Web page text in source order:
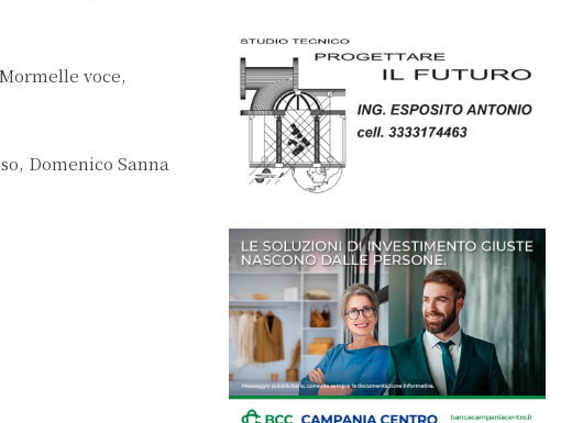
voce,
Domenico Sanna